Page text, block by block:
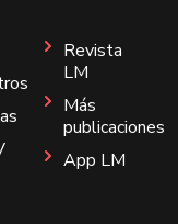
Revista
LM
Más
publicaciones
App LM